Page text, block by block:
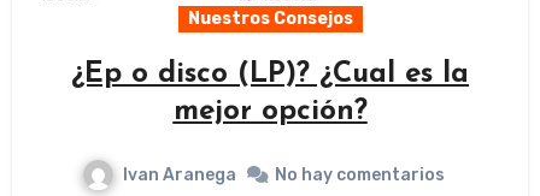
Nuestros Consejos
¿Ep o disco (LP)? ¿Cual es la
mejor opción?
Ivan Aranega No hay comentarios